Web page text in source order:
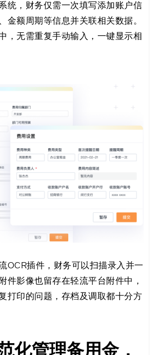
统，财务仅需一次填写添加账户信
金额周期等信息并关联相关数据。
，无需重复手动输入，一键显示相
OCR插件，财务可以扫描录入并一
件影像也留存在轻流平台附件中，
打印的问题，存档及调取都十分方
化管理备用金，